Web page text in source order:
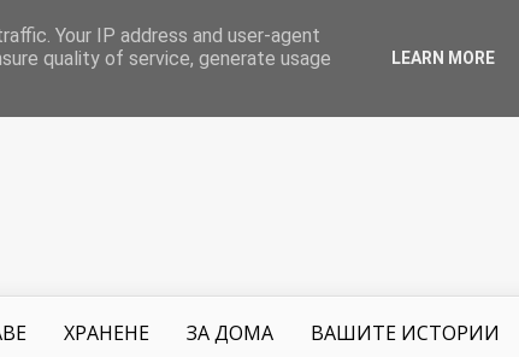
ХРАНЕНЕ ЗА ДОМА ВАШИТЕ ИСТОРИИ
Your IP address and user-agent
quality of service, generate usage
LEARN MORE